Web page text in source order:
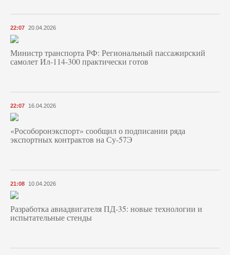
22:07 20.04.2026
Министр транспорта РФ: Региональный пассажирский
самолет Ил-114-300 практически готов
22:07 16.04.2026
«Рособоронэкспорт» сообщил о подписании ряда
экспортных контрактов на Су-57Э
21:08 10.04.2026
Разработка авиадвигателя ПД-35: новые технологии и
испытательные стенды